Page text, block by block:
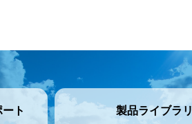
ト 製品ライブラリ